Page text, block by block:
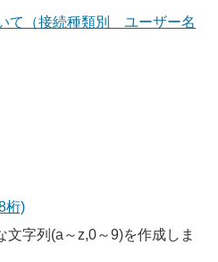
て（接続種類別 ユーザー名
桁)
字列(a～z,0～9)を作成しま